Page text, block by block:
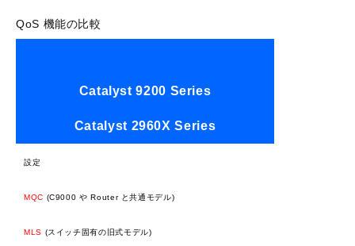
QoS 機能の比較
Catalyst 9200 Series
Catalyst 2960X Series
設定
MQC (C9000 や Router と共通モデル)
MLS (スイッチ固有の旧式モデル)